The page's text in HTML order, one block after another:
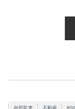
内部監査 不動産